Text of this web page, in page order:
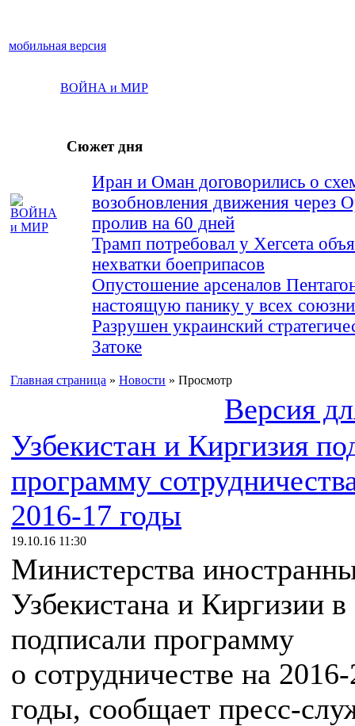
мобильная версия
ВОЙНА и МИР
Сюжет дня
Иран и Оман договорились о
возобновления движения через
пролив на 60 дней
Трамп потребовал у Хегсета
нехватки боеприпасов
Опустошение арсеналов
настоящую панику у всех
Разрушен украинский
Затоке
Главная страница » Новости » Просмотр
Версия
Узбекистан и Киргизия
программу
2016-17 годы
19.10.16 11:30
Министерства
Узбекистана и Киргизии в
подписали программу
о сотрудничестве на
годы, сообщает пресс-